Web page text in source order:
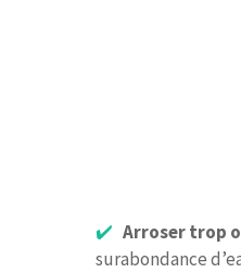
Arroser trop
surabondance